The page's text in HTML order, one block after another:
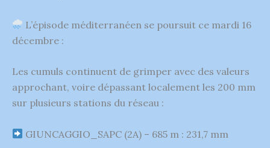
L’épisode méditerranéen se poursuit ce mardi 16
décembre :
Les cumuls continuent de grimper avec des valeurs
approchant, voire dépassant localement les 200 mm
sur plusieurs stations du réseau :
GIUNCAGGIO_SAPC (2A) – 685 m : 231,7 mm